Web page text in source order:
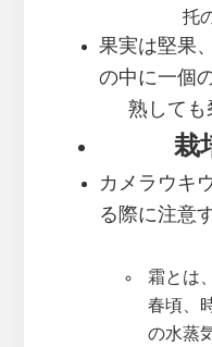
托
果実は堅果
の中に一個
熟しても
栽
カメラウキ
る際に注意
霜とは
春頃、
の水蒸